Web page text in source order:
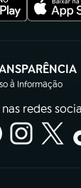
à Informação
(abre em
redes